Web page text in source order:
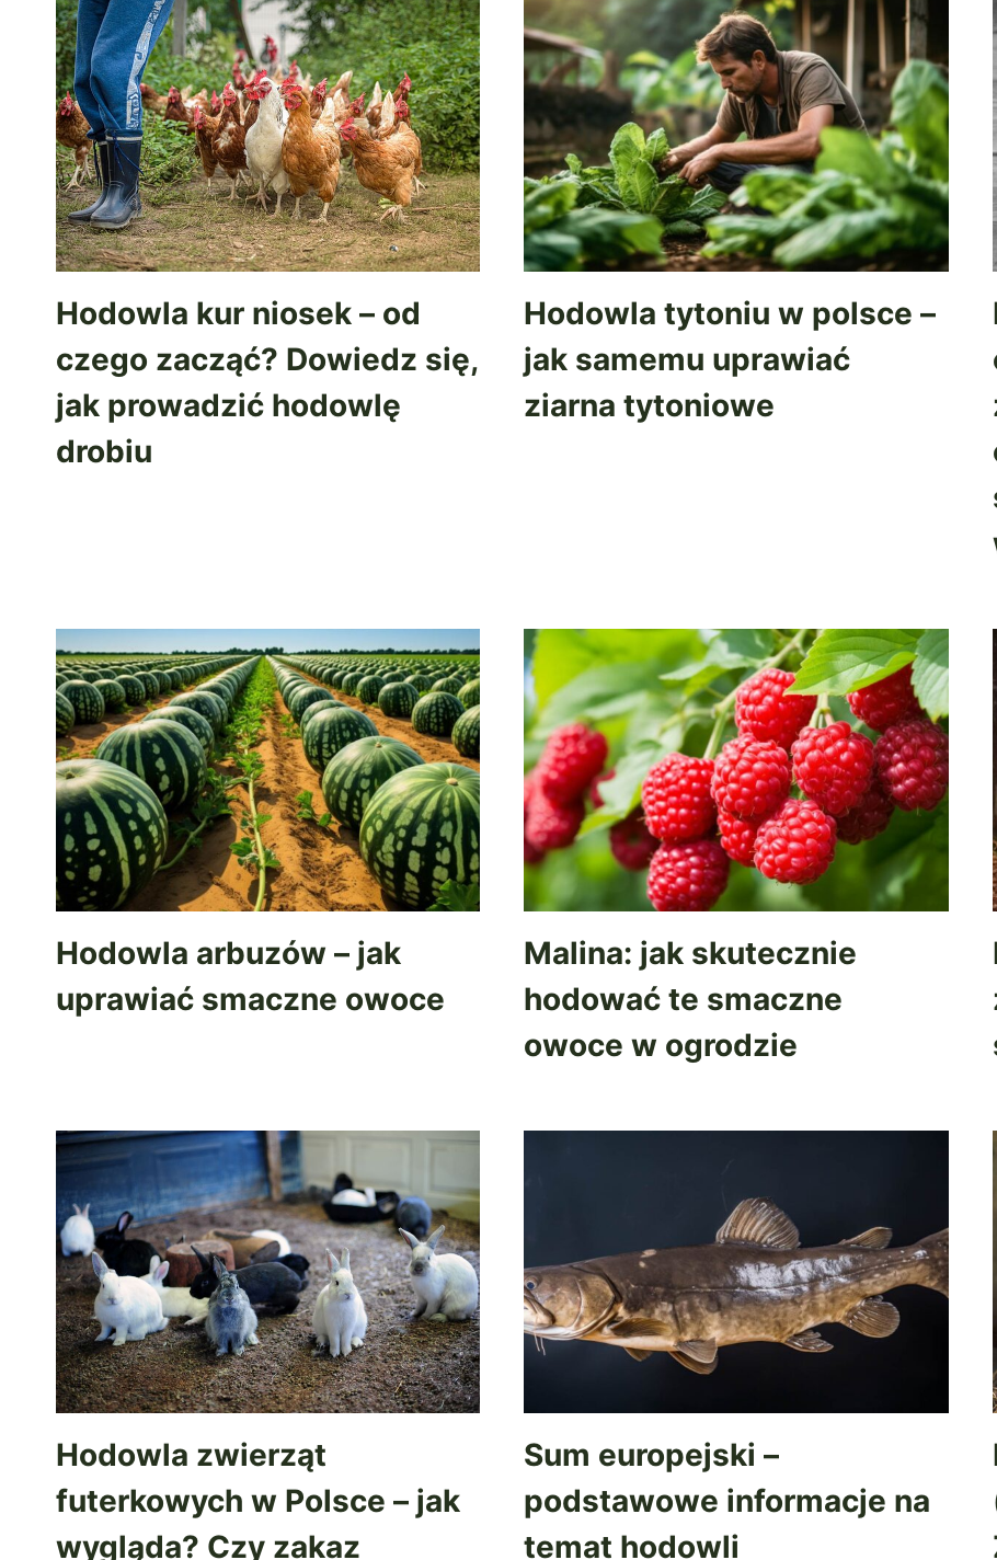
Hodowla kur niosek – od
czego zacząć? Dowiedz się,
jak prowadzić hodowlę
drobiu
Hodowla tytoniu w polsce –
jak samemu uprawiać
ziarna tytoniowe
Hodowla arbuzów – jak
uprawiać smaczne owoce
Malina: jak skutecznie
hodować te smaczne
owoce w ogrodzie
Hodowla zwierząt
futerkowych w Polsce – jak
wygląda? Czy zakaz
Sum europejski –
podstawowe informacje na
temat hodowli